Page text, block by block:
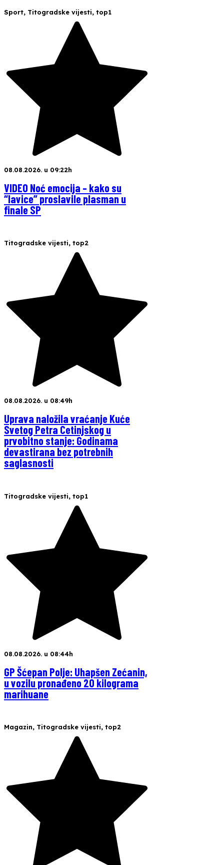
Sport, Titogradske vijesti, top1
08.08.2026. u 09:22h
VIDEO Noć emocija – kako su
“lavice” proslavile plasman u
finale SP
Titogradske vijesti, top2
08.08.2026. u 08:49h
Uprava naložila vraćanje Kuće
Svetog Petra Cetinjskog u
prvobitno stanje: Godinama
devastirana bez potrebnih
saglasnosti
Titogradske vijesti, top1
08.08.2026. u 08:44h
GP Šćepan Polje: Uhapšen Zećanin,
u vozilu pronađeno 20 kilograma
marihuane
Magazin, Titogradske vijesti, top2